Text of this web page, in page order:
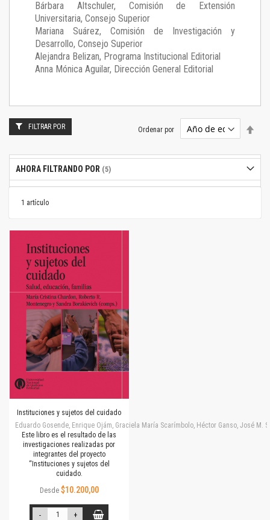
Bárbara Altschuler, Comisión de Extensión
Universitaria, Consejo Superior
Mariana Suárez, Comisión de Investigación y
Desarrollo, Consejo Superior
Alejandra Belizan, Programa Institucional Editorial
Anna Mónica Aguilar, Dirección General Editorial
1 artículo
Ordenar por
Instituciones y sujetos del cuidado
Eduardo Gosende, Enrique Ojám, Graciela María Scarímbolo, Héctor Ganso, José
Este libro es el resultado de las
investigaciones realizadas por
integrantes del proyecto
“Instituciones y sujetos del
cuidado.
Desde $10.200,00
- +
FILTRAR POR
AHORA FILTRANDO POR